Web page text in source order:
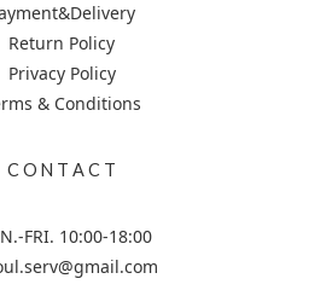
Return Policy
Privacy Policy
& Conditions
C O N T A C T
FRI. 10:00-18:00